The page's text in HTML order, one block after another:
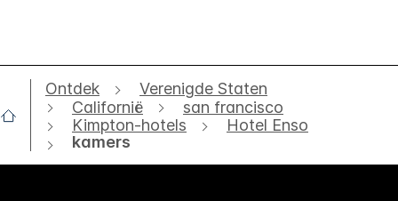
Ontdek
Verenigde Staten
Californië
san francisco
Kimpton-hotels
Hotel Enso
kamers